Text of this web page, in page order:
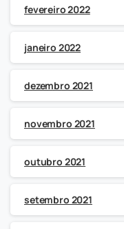
fevereiro 2022
janeiro 2022
dezembro 2021
novembro 2021
outubro 2021
setembro 2021